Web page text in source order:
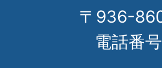
〒936-
電話番